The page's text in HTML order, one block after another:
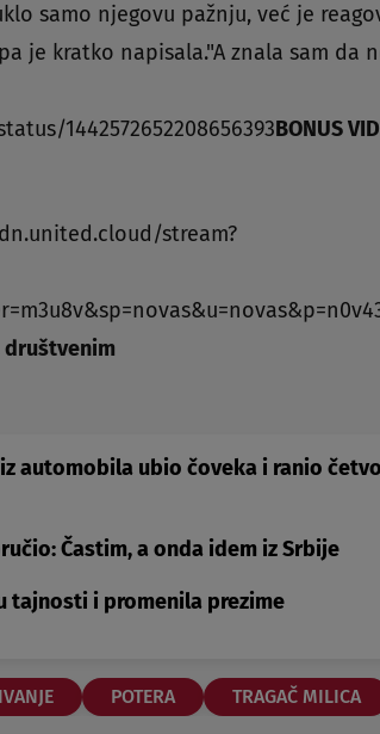
samo njegovu pažnju, već je
je kratko napisala."A znala sam da
1442572652208656393BONUS
stream?
društvenim
automobila ubio čoveka i ranio
Častim, a onda idem iz Srbije
tajnosti i promenila prezime
POTERA TRAGAČ MILICA